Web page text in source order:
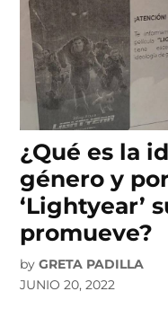
¿Qué es la
género y
‘Lightyear’
promueve?
by GRETA PADILLA
JUNIO 20, 2022